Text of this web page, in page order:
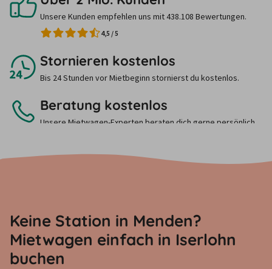
Unsere Kunden empfehlen uns mit 438.108 Bewertungen.
4,5 /5
Stornieren kostenlos
Bis 24 Stunden vor Mietbeginn stornierst du kostenlos.
Beratung kostenlos
Unsere Mietwagen-Experten beraten dich gerne persönlich.
Keine Station in Menden?
Mietwagen einfach in Iserlohn
buchen